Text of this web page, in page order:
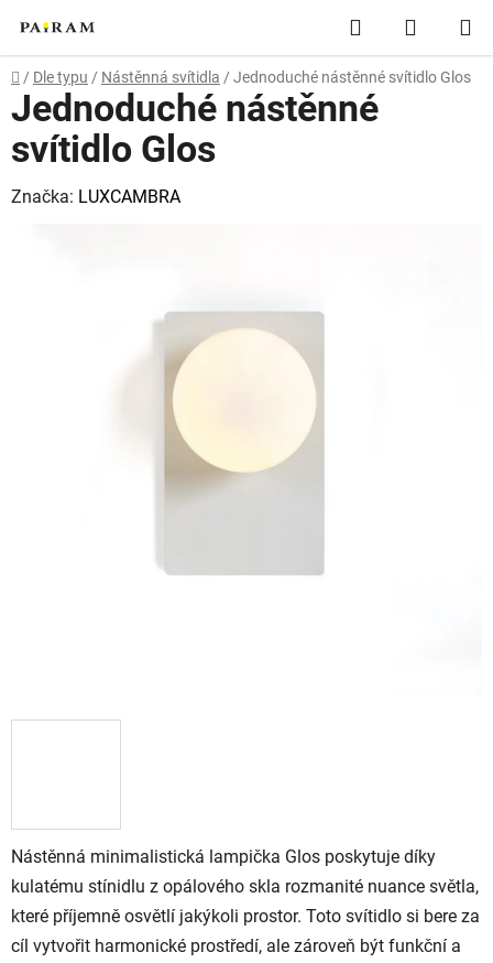
obsah
Hledat
KOŠÍK
Domů
/ Dle typu / Nástěnná svítidla / Jednoduché nástěnné svítidlo Glos
Nástěnná minimalistická lampička Glos poskytuje díky
kulatému stínidlu z opálového skla rozmanité nuance světla,
které příjemně osvětlí jakýkoli prostor. Toto svítidlo si bere za
cíl vytvořit harmonické prostředí, ale zároveň být funkční a
Jednoduché nástěnné
svítidlo Glos
Značka: LUXCAMBRA